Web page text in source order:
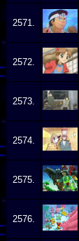
2571.
2572.
2573.
2574.
2575.
2576.